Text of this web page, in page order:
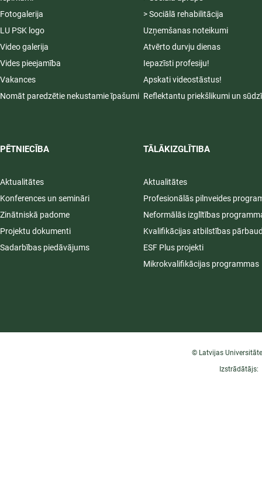
Fotogalerija
LU PSK logo
Video galerija
Vides pieejamība
Vakances
Nomāt paredzētie nekustamie īpašumi
PĒTNIECĪBA
Aktualitātes
Konferences un semināri
Zinātniskā padome
Projektu dokumenti
Sadarbības piedāvājums
> Sociālā rehabilitācija
Uzņemšanas noteikumi
Atvērto durvju dienas
Iepazīsti profesiju!
Apskati videostāstus!
Reflektantu priekšlikumi un
TĀLĀKIZGLĪTIBA
Aktualitātes
Profesionālās pilnveides
Neformālās izglītības
Kvalifikācijas atbilstības
ESF Plus projekti
Mikrokvalifikācijas programmas
© Latvijas
Izstrādātājs: